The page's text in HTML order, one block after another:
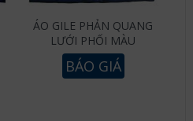
ÁO GILE PHẢN QUANG
LƯỚI PHỐI MÀU
BÁO GIÁ